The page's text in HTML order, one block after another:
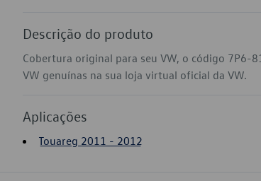
Descrição do produto
Cobertura original para seu VW, o código 7P6-
VW genuínas na sua loja virtual oficial da VW.
Aplicações
Touareg 2011 - 2012